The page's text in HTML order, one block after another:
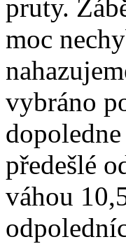
pruty.
moc
vybráno
předešlé
váhou